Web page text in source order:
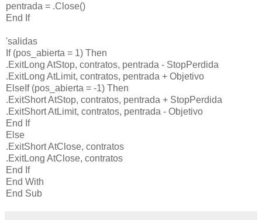
pentrada = .Close()
End If
'salidas
If (pos_abierta = 1) Then
.ExitLong AtStop, contratos, pentrada - StopPerdida
.ExitLong AtLimit, contratos, pentrada + Objetivo
ElseIf (pos_abierta = -1) Then
.ExitShort AtStop, contratos, pentrada + StopPerdida
.ExitShort AtLimit, contratos, pentrada - Objetivo
End If
Else
.ExitShort AtClose, contratos
.ExitLong AtClose, contratos
End If
End With
End Sub